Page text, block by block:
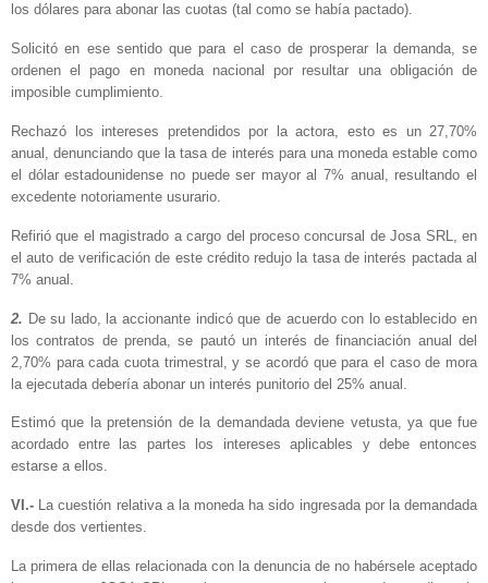
los dólares para abonar las cuotas (tal como se había pactado).
Solicitó en ese sentido que para el caso de prosperar la demanda, se
ordenen el pago en moneda nacional por resultar una obligación de
imposible cumplimiento.
Rechazó los intereses pretendidos por la actora, esto es un 27,70%
anual, denunciando que la tasa de interés para una moneda estable como
el dólar estadounidense no puede ser mayor al 7% anual, resultando el
excedente notoriamente usurario.
Refirió que el magistrado a cargo del proceso concursal de Josa SRL, en
el auto de verificación de este crédito redujo la tasa de interés pactada al
7% anual.
2. De su lado, la accionante indicó que de acuerdo con lo establecido en
los contratos de prenda, se pautó un interés de financiación anual del
2,70% para cada cuota trimestral, y se acordó que para el caso de mora
la ejecutada debería abonar un interés punitorio del 25% anual.
Estimó que la pretensión de la demandada deviene vetusta, ya que fue
acordado entre las partes los intereses aplicables y debe entonces
estarse a ellos.
VI.- La cuestión relativa a la moneda ha sido ingresada por la demandada
desde dos vertientes.
La primera de ellas relacionada con la denuncia de no habérsele aceptado